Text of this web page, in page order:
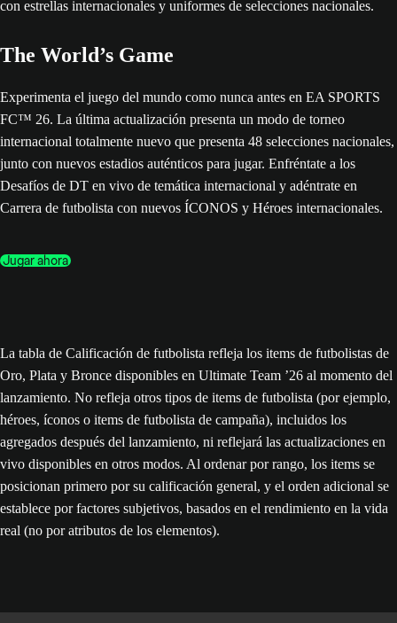
The World’s Game
Experimenta el juego del mundo como nunca antes en EA SPORTS
FC™ 26. La última actualización presenta un modo de torneo
internacional totalmente nuevo que presenta 48 selecciones nacionales,
junto con nuevos estadios auténticos para jugar. Enfréntate a los
Desafíos de DT en vivo de temática internacional y adéntrate en
Carrera de futbolista con nuevos ÍCONOS y Héroes internacionales.
Jugar ahora
La tabla de Calificación de futbolista refleja los items de futbolistas de
Oro, Plata y Bronce disponibles en Ultimate Team ’26 al momento del
lanzamiento. No refleja otros tipos de items de futbolista (por ejemplo,
héroes, íconos o items de futbolista de campaña), incluidos los
agregados después del lanzamiento, ni reflejará las actualizaciones en
vivo disponibles en otros modos. Al ordenar por rango, los items se
posicionan primero por su calificación general, y el orden adicional se
establece por factores subjetivos, basados en el rendimiento en la vida
real (no por atributos de los elementos).